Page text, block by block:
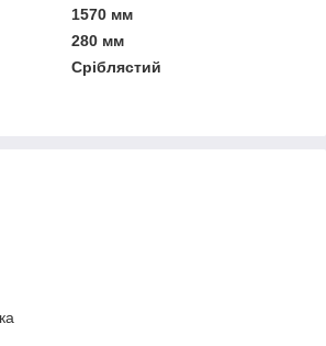
1570 мм
280 мм
Сріблястий